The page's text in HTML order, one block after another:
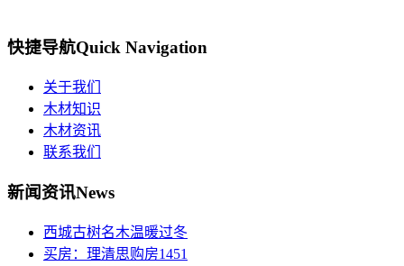
快捷导航Quick Navigation
关于我们
木材知识
木材资讯
联系我们
新闻资讯News
西城古树名木温暖过冬
买房：理清思购房1451